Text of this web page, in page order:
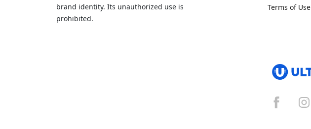
brand identity. Its unauthorized use is
prohibited.
Terms of Use